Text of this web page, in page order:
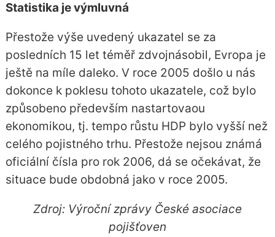
Statistika je výmluvná
Přestože výše uvedený ukazatel se za
posledních 15 let téměř zdvojnásobil, Evropa je
ještě na míle daleko. V roce 2005 došlo u nás
dokonce k poklesu tohoto ukazatele, což bylo
způsobeno především nastartovaou
ekonomikou, tj. tempo růstu HDP bylo vyšší než
celého pojistného trhu. Přestože nejsou známá
oficiální čísla pro rok 2006, dá se očekávat, že
situace bude obdobná jako v roce 2005.
Zdroj: Výroční zprávy České asociace
pojišťoven